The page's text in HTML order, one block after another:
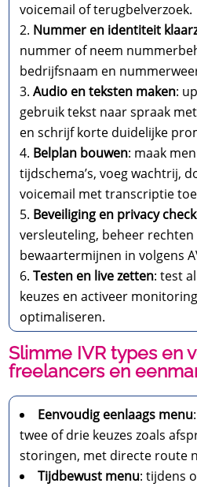
voicemail of terugbelverzoek.
Nummer en identiteit
nummer of neem
bedrijfsnaam en
Audio en teksten maken:
gebruik tekst naar spraak
en schrijf korte duidelijke
Belplan bouwen: maak
tijdschema’s, voeg wachtrij,
voicemail met transcriptie
Beveiliging en privacy
versleuteling, beheer rechten
bewaartermijnen in volgens
Testen en live zetten: test
keuzes en activeer
optimaliseren.
Slimme IVR types en
freelancers en
Eenvoudig eenlaags menu
twee of drie keuzes zoals
storingen, met directe route
Tijdbewust menu: tijdens